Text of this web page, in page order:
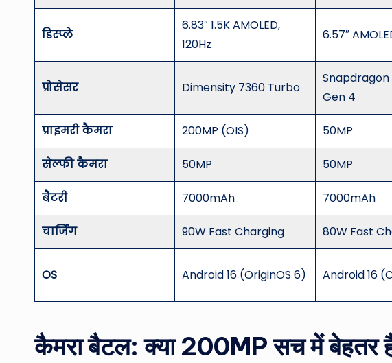
डिस्प्ले
6.83″ 1.5K AMOLED,
120Hz
6.57″
प्रोसेसर Dimensity 7360 Turbo
Snapdragon
Gen 4
प्राइमरी कैमरा 200MP (OIS) 50MP
सेल्फी कैमरा 50MP 50MP
बैटरी 7000mAh 7000mAh
चार्जिंग 90W Fast Charging 80W Fast
OS Android 16 (OriginOS 6) Android 16
कैमरा बैटल: क्या 200MP सच में बेहतर